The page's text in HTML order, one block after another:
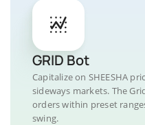
GRID Bot
Capitalize on SHEESHA
sideways markets. The
orders within preset
swing.